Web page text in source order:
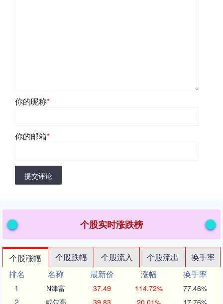
你的昵称*
你的邮箱*
提交评论
个股实时涨跌榜
个股涨幅 个股跌幅 个股流入 个股流出
换手率
排名
名称 最新价 涨幅
换手率
1
N津富 37.49 114.72% 77.46%
威尔高 39.83 20.01% 17.76%